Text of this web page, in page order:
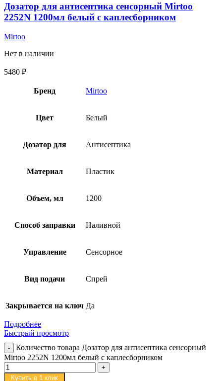
Дозатор для антисептика сенсорный Mirtoo
2252N 1200мл белый с каплесборником
Mirtoo
Нет в наличии
5480 ₽
Бренд Mirtoo
Цвет Белый
Дозатор для Антисептика
Материал Пластик
Объем, мл 1200
Способ заправки Наливной
Управление Сенсорное
Вид подачи Спрей
Закрывается на ключ Да
Подробнее
Быстрый просмотр
Количество товара Дозатор для антисептика сенсорный
Mirtoo 2252N 1200мл белый с каплесборником
Купить в 1 клик